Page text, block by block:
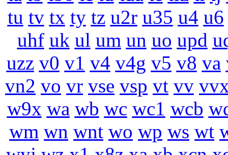
tu tv tx ty tz u2r u35 u4 u6
uhf uk ul um un uo upd
uzz v0 v1 v4 v4g v5 v8 va
vn2 vo vr vse vsp vt vv
w9x wa wb wc wc1 wcb
wm wn wnt wo wp ws wt